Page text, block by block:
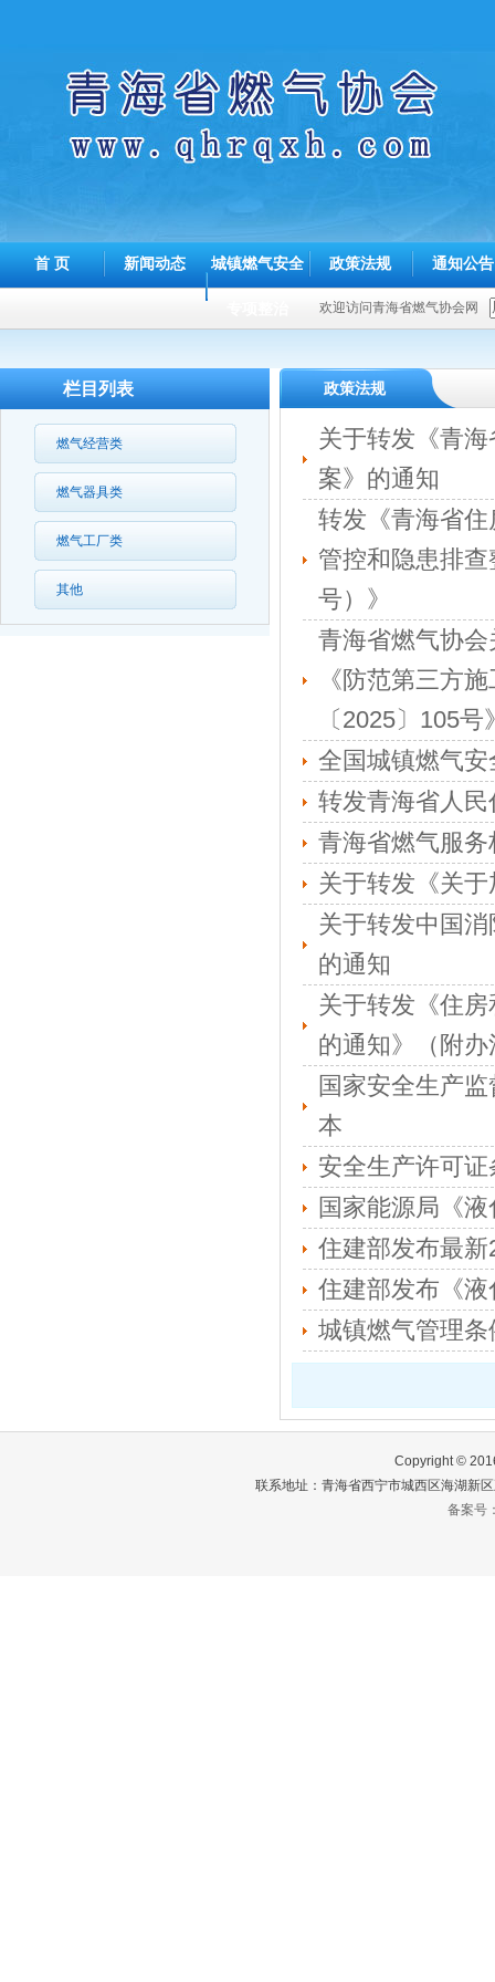
首 页 新闻动态 城镇燃气安全 政策法规 通知公告
欢迎访问青海省燃气协会网
栏目列表
燃气经营类
燃气器具类
燃气工厂类
其他
政策法规
关于转发《青
案》的通知
转发《青海省
管控和隐患排
号）》
青海省燃气协
《防范第三方
〔2025〕105号
全国城镇燃气
转发青海省人
青海省燃气服务
关于转发《关
关于转发中国
的通知
关于转发《住
的通知》（附
国家安全生产
本
安全生产许可证
国家能源局《
住建部发布最
住建部发布《
城镇燃气管理
Copyright ©
联系地址：青海省西宁市城西区海湖新
备案号